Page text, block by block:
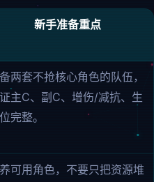
新手准备重点
两套不抢核心角色的队伍，
主C、副C、增伤/减抗、生
完整。
可用角色，不要只把资源堆